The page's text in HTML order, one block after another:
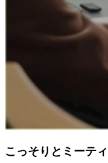
こっそりとミーテ